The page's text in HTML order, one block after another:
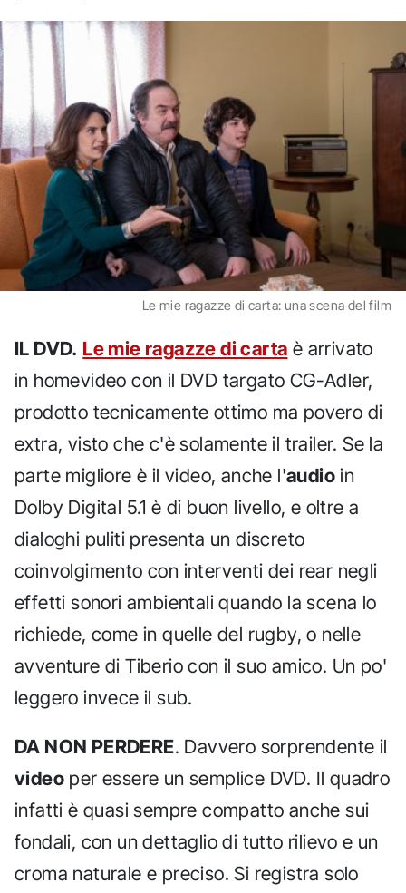
Le mie ragazze di carta: una scena del film
IL DVD. Le mie ragazze di carta è arrivato
in homevideo con il DVD targato CG-Adler,
prodotto tecnicamente ottimo ma povero di
extra, visto che c'è solamente il trailer. Se la
parte migliore è il video, anche l'audio in
Dolby Digital 5.1 è di buon livello, e oltre a
dialoghi puliti presenta un discreto
coinvolgimento con interventi dei rear negli
effetti sonori ambientali quando la scena lo
richiede, come in quelle del rugby, o nelle
avventure di Tiberio con il suo amico. Un po'
leggero invece il sub.
DA NON PERDERE. Davvero sorprendente il
video per essere un semplice DVD. Il quadro
infatti è quasi sempre compatto anche sui
fondali, con un dettaglio di tutto rilievo e un
croma naturale e preciso. Si registra solo